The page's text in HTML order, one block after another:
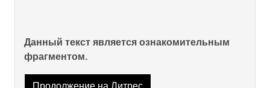
Данный текст является ознакомительным
фрагментом.